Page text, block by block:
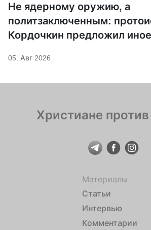
Не ядерному оружию, а
политзаключенным:
Кордочкин предложил иное
Саровского
05. Авг 2026
Христиане
Материалы
Статьи
Интервью
Комментарии